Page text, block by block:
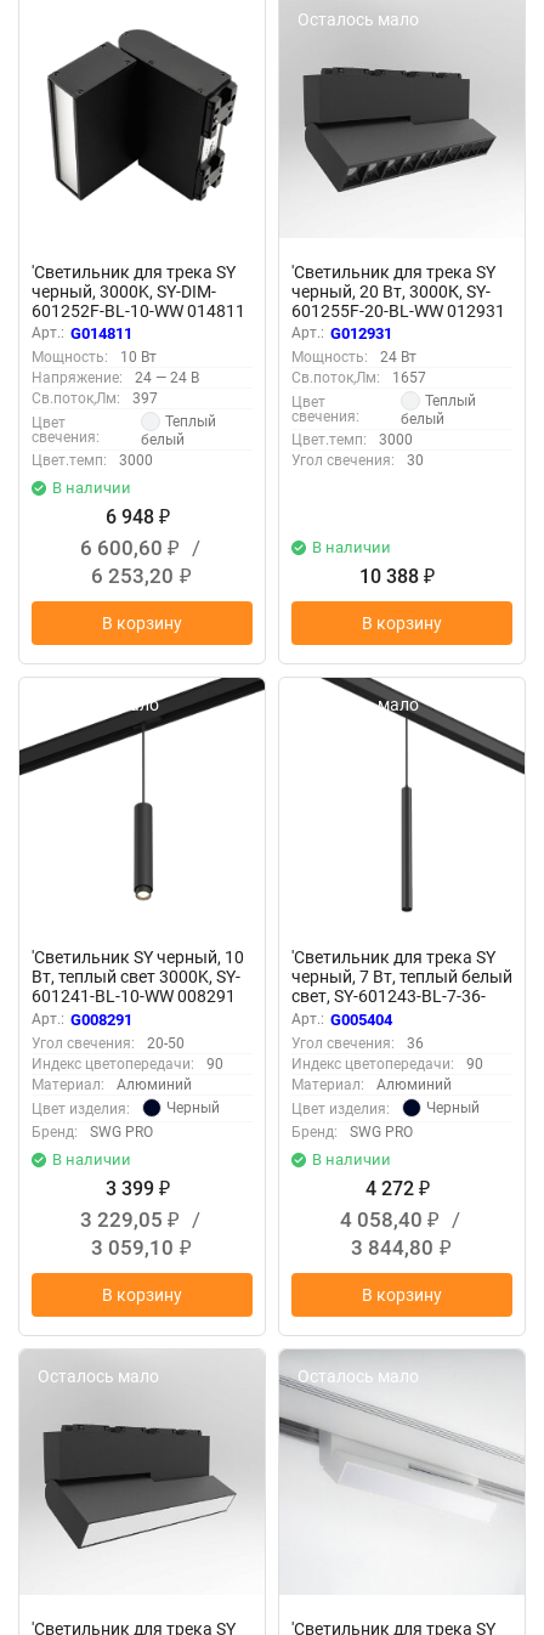
'Светильник для трека SY
черный, 3000K, SY-DIM-
601252F-BL-10-WW 014811
Арт.: G014811
Мощность:
10 Вт
Напряжение:
24 — 24 В
Св.поток,Лм:
397
Цвет
свечения:
Теплый
белый
Цвет.темп:
3000
В наличии
6 948 ₽
6 600,60 ₽
/
6 253,20 ₽
В корзину
Осталось мало
'Светильник для трека SY
черный, 20 Вт, 3000К, SY-
601255F-20-BL-WW 012931
Арт.: G012931
Мощность:
24 Вт
Св.поток,Лм:
1657
Цвет
свечения:
Теплый
белый
Цвет.темп:
3000
Угол свечения:
30
В наличии
10 388 ₽
В корзину
Осталось мало
'Светильник SY черный, 10
Вт, теплый свет 3000K, SY-
601241-BL-10-WW 008291
Арт.: G008291
Угол свечения:
20-50
Индекс цветопередачи:
90
Материал:
Алюминий
Цвет изделия:
Черный
Бренд:
SWG PRO
В наличии
3 399 ₽
3 229,05 ₽
/
3 059,10 ₽
В корзину
Осталось мало
'Светильник для трека SY
черный, 7 Вт, теплый белый
свет, SY-601243-BL-7-36-
WW 005404
Арт.: G005404
Угол свечения:
36
Индекс цветопередачи:
90
Материал:
Алюминий
Цвет изделия:
Черный
Бренд:
SWG PRO
В наличии
4 272 ₽
4 058,40 ₽
/
3 844,80 ₽
В корзину
Осталось мало
'Светильник для трека SY
Осталось мало
'Светильник для трека SY